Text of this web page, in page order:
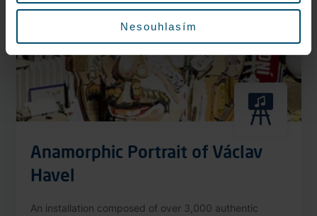
Nesouhlasím
Anamorphic Portrait of Václav
Havel
An installation composed of over 3,000 authentic